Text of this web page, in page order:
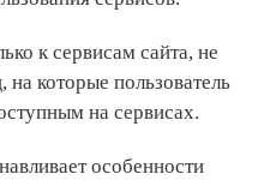
к сервисам сайта, не
на которые пользователь
на сервисах.
особенности